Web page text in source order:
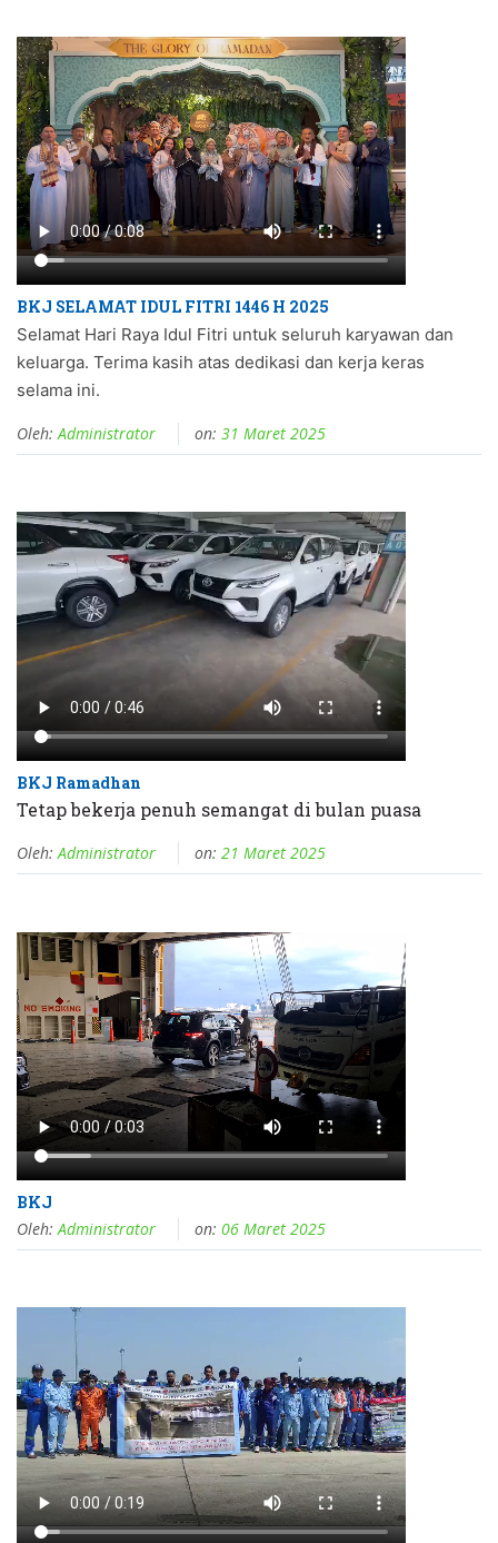
BKJ SELAMAT IDUL FITRI 1446 H 2025
Selamat Hari Raya Idul Fitri untuk seluruh karyawan dan
keluarga. Terima kasih atas dedikasi dan kerja keras
selama ini.
Oleh:Administrator on: 31 Maret 2025
BKJ Ramadhan
Tetap bekerja penuh semangat di bulan puasa
Oleh:Administrator on: 21 Maret 2025
BKJ
Oleh:Administrator on: 06 Maret 2025